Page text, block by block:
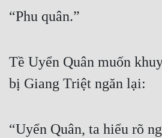
Du Hí
“Phu quân.”
Tề Uyển Quân muốn
bị Giang Triệt ngăn lại:
“Uyển Quân, ta hiểu rõ